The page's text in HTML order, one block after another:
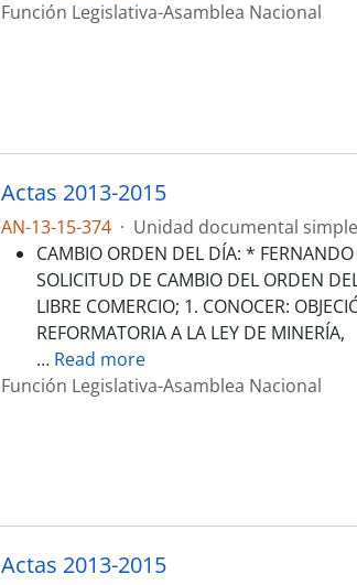
Función Legislativa-Asamblea Nacional
Actas 2013-2015
AN-13-15-374 · Unidad documental simple
CAMBIO ORDEN DEL DÍA: *
SOLICITUD DE CAMBIO DEL ORDEN
LIBRE COMERCIO; 1. CONOCER:
REFORMATORIA A LA LEY DE MINERÍA,
… Read more
Función Legislativa-Asamblea Nacional
Actas 2013-2015